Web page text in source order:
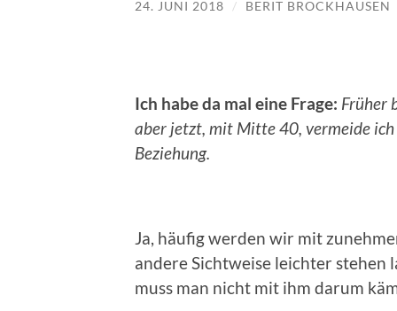
24. JUNI 2018 / BERIT BROCKHAUSEN
Ich habe da mal eine Frage: Früher
aber jetzt, mit Mitte 40, vermeide
Beziehung.
Ja, häufig werden wir mit
andere Sichtweise leichter stehen
muss man nicht mit ihm darum